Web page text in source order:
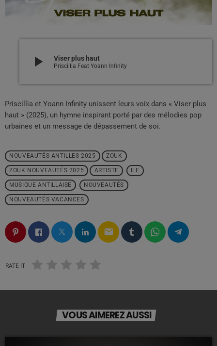
play_arrow Viser plus haut
Priscillia Feat Yoann Infinity
Priscillia et Yoann Infinity unissent leurs voix dans « Viser plus
haut » (2025), un hymne inspirant porté par des mélodies pop
urbaines et un message de dépassement de soi.
NOUVEAUTÉS ANTILLES 2025 ZOUK
ZOUK NOUVEAUTÉS 2025 ARTISTE ILE
MUSIQUE ANTILLAISE NOUVEAUTÉS
NOUVEAUTÉS VACANCES
email
RATE IT
VOUS AIMEREZ AUSSI